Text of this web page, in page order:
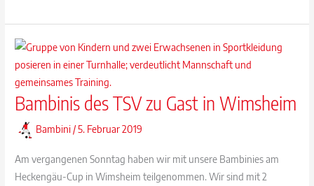
Mobil
kommt
zum
TSV
Bambinis des TSV zu Gast in Wimsheim
Bambini /5. Februar 2019
Am vergangenen Sonntag haben wir mit unsere Bambinies am
Heckengäu-Cup in Wimsheim teilgenommen. Wir sind mit 2